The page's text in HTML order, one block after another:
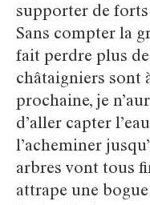
supporter de forts
Sans compter la
fait perdre plus
châtaigniers sont
prochaine, je
d’aller capter
l’acheminer
arbres vont tous
attrape une